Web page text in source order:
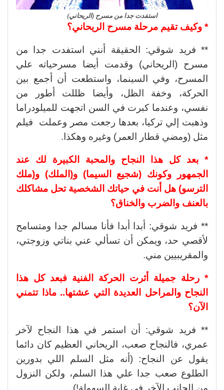
استفدت جدا من مسرح (الريحاني)
* وكيف تقيم مرحلة مسرح الريحاني؟
** فريد شوقي: الحقيقة أنني استفدت جدا من
مسرح (الريحاني) وقدمت أيضا مسرحياته علي
المسرح، وفي السينما، واستطعت أن أجمع بين
الحركة، وخفة الظل، وأيضا ظللت أطور من
نفسي، وعندما كبرت في السن اتجهت للميلودراما
وذهبت إلي تركيا، بعدها رجعت مصر وعملت فيلم
مثل (ومضي قطار العمر) وغيره وهكذا.
* بعد كل هذا النجاح والمحبة الكبيرة لك عند
الجمهور وكونك (شجيع السيما) و(الملك) و(ملك
الترسو) هل أنت في حياتك الشخصية تحل مشاكلك
بالعنف والضرب والخناق؟
** فريد شوقي: أبدا أبدا فأنا مسالم جدا ومتسامح
لأقصي حد، ويمكن أن تسألي عني بناتي وزوجتي،
والمقريبيين مني.
* رحلة جميلة أثرت الحركة الفنية فبعد كل هذا
النجاح والمراحل العديدة التي عشتها.. ماذا تتمني
الآن؟
** فريد شوقي: أن استمر في هذا النجاح لآخر
عمري، فالنجاح صعب، الريحاني العظيم كان دائما
يقول عن النجاح: (أنه مثل السلم اللي بدورين
الطلوع صعب جدا علي هذا السلم، ولكن النزول
من الجانب الآخر في غاية السهولة!).